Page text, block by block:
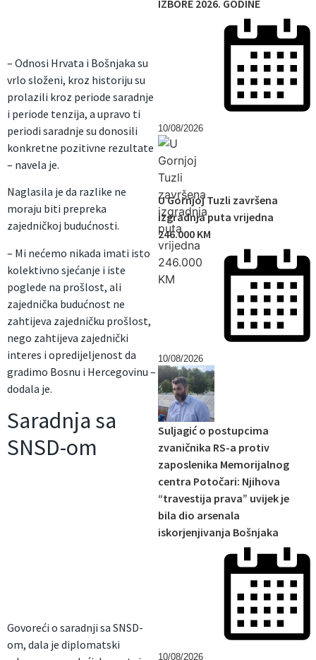
– Odnosi Hrvata i Bošnjaka su
vrlo složeni, kroz historiju su
prolazili kroz periode saradnje
i periode tenzija, a upravo ti
periodi saradnje su donosili
konkretne pozitivne rezultate
– navela je.
Naglasila je da razlike ne
moraju biti prepreka
zajedničkoj budućnosti.
– Mi nećemo nikada imati isto
kolektivno sjećanje i iste
poglede na prošlost, ali
zajednička budućnost ne
zahtijeva zajedničku prošlost,
nego zahtijeva zajednički
interes i opredijeljenost da
gradimo Bosnu i Hercegovinu –
dodala je.
Saradnja sa
SNSD-om
Govoreći o saradnji sa SNSD-
om, dala je diplomatski
IZBORE 2026. GODINE
10/08/2026
U Gornjoj Tuzli završena
izgradnja puta vrijedna
246.000 KM
10/08/2026
Suljagić o postupcima
zvaničnika RS-a protiv
zaposlenika Memorijalnog
centra Potočari: Njihova
“travestija prava” uvijek je
bila dio arsenala
iskorjenjivanja Bošnjaka
10/08/2026